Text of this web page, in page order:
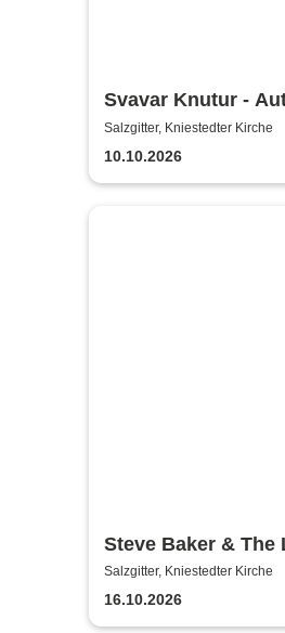
Svavar Knutur -
String Trio Tour
Salzgitter, Kniestedter Kirche
10.10.2026
Steve Baker & The
Salzgitter, Kniestedter Kirche
16.10.2026